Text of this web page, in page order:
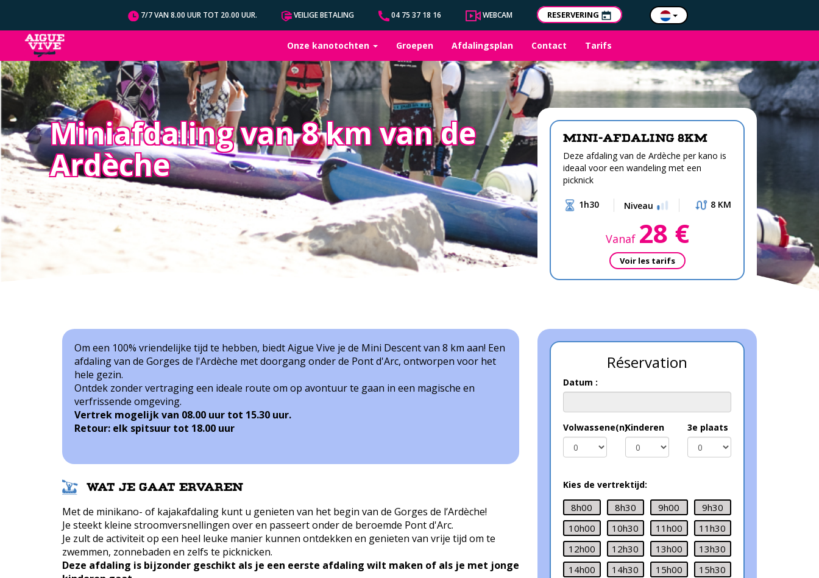
7/7 VAN 8.00 UUR TOT 20.00 UUR. VEILIGE BETALING 04 75 37 18 16 WEBCAM RESERVERING
Onze kanotochten Groepen Afdalingsplan Contact Tarifs
Miniafdaling van 8 km van de
Ardèche
MINI-AFDALING 8km
Deze afdaling van de Ardèche per kano is
ideaal voor een wandeling met een
picknick
1h30 Niveau 8 KM
Vanaf 28 €
Voir les tarifs
Om een ​​100% vriendelijke tijd te hebben, biedt Aigue Vive je de Mini Descent van 8 km aan! Een
afdaling van de Gorges de l'Ardèche met doorgang onder de Pont d'Arc, ontworpen voor het
hele gezin.
Ontdek zonder vertraging een ideale route om op avontuur te gaan in een magische en
verfrissende omgeving.
Vertrek mogelijk van 08.00 uur tot 15.30 uur.
Retour: elk spitsuur tot 18.00 uur
Wat je gaat ervaren
Met de minikano- of kajakafdaling kunt u genieten van het begin van de Gorges de l’Ardèche!
Je steekt kleine stroomversnellingen over en passeert onder de beroemde Pont d'Arc.
Je zult de activiteit op een heel leuke manier kunnen ontdekken en genieten van vrije tijd om te
zwemmen, zonnebaden en zelfs te picknicken.
Deze afdaling is bijzonder geschikt als je een eerste afdaling wilt maken of als je met jonge
Réservation
Datum :
Volwassene(n)Kinderen 3e plaats
Kies de vertrektijd:
8h00 8h30 9h00
9h30
10h00
10h30 11h00
11h30
12h00
12h30 13h00
13h30
14h00
14h30 15h00 15h30